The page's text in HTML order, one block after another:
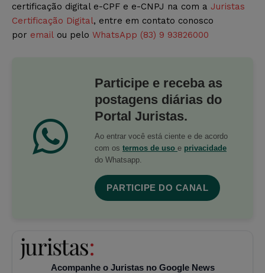
certificação digital e-CPF e e-CNPJ na com a Juristas
Certificação Digital, entre em contato conosco
por email ou pelo WhatsApp (83) 9 93826000
Participe e receba as
postagens diárias do
Portal Juristas.
Ao entrar você está ciente e de acordo
com os termos de uso e privacidade
do Whatsapp.
PARTICIPE DO CANAL
Acompanhe o Juristas no Google News